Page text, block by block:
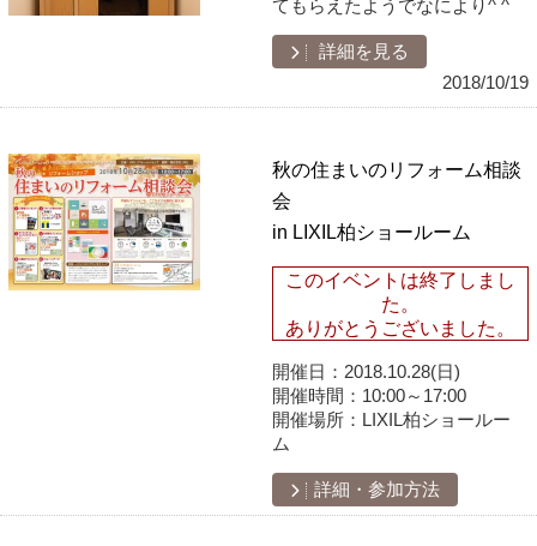
てもらえたようでなにより^ ^
詳細を見る
2018/10/19
秋の住まいのリフォーム相談
会
in LIXIL柏ショールーム
このイベントは終了しまし
た。
ありがとうございました。
開催日：2018.10.28(日)
開催時間： 10:00～17:00
開催場所： LIXIL柏ショールー
ム
詳細・参加方法